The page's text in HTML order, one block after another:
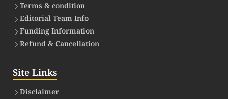
Terms & condition
Editorial Team Info
Funding Information
Refund & Cancellation
Site Links
Disclaimer